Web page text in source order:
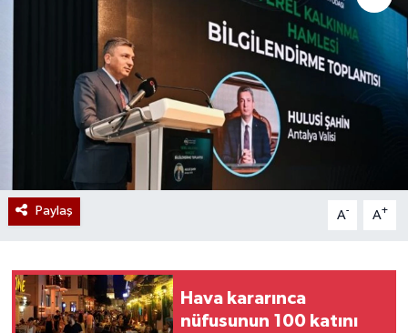
Paylaş A- A+
Hava kararınca
nüfusunun 100 katını